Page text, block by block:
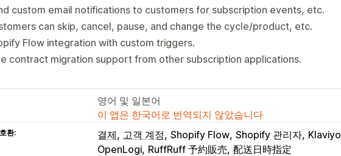
custom email notifications to customers for subscription events, etc.
can skip, cancel, pause, and change the cycle/product, etc.
Flow integration with custom triggers.
contract migration support from other subscription applications.
영어 및 일본어
이 앱은 한국어로 번역되지 않았습니다
환: 결제 고객 계정 Shopify Flow Shopify 관리자 Klaviyo
OpenLogi RuffRuff 予約販売 配送日時指定